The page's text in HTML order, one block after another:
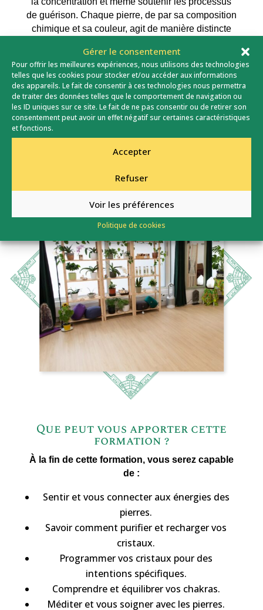
Gérer le consentement
Pour offrir les meilleures expériences, nous utilisons des technologies
telles que les cookies pour stocker et/ou accéder aux informations
des appareils. Le fait de consentir à ces technologies nous permettra
de traiter des données telles que le comportement de navigation ou
les ID uniques sur ce site. Le fait de ne pas consentir ou de retirer son
consentement peut avoir un effet négatif sur certaines caractéristiques
et fonctions.
Accepter
Refuser
Voir les préférences
Politique de cookies
de guérison. Chaque pierre, de par sa composition
chimique et sa couleur, agit de manière distincte
En intégrant la lithothérapie dans votre quotidien,
vous apprendrez à mieux comprendre et utiliser
les pierres pour favoriser votre bien-être global et
votre évolution personnelle.
Que peut vous apporter cette
formation ?
À la fin de cette formation, vous serez capable
de :
Sentir et vous connecter aux énergies des
pierres.
Savoir comment purifier et recharger vos
cristaux.
Programmer vos cristaux pour des
intentions spécifiques.
Comprendre et équilibrer vos chakras.
Méditer et vous soigner avec les pierres.